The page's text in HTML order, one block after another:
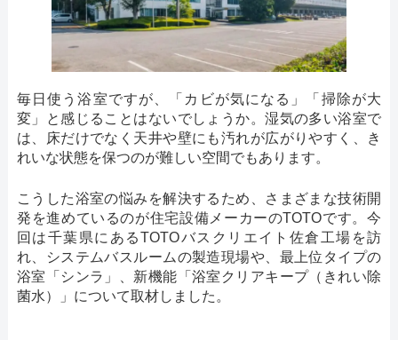
毎日使う浴室ですが、「カビが気になる」「掃除が大
変」と感じることはないでしょうか。湿気の多い浴室で
は、床だけでなく天井や壁にも汚れが広がりやすく、き
れいな状態を保つのが難しい空間でもあります。
こうした浴室の悩みを解決するため、さまざまな技術開
発を進めているのが住宅設備メーカーのTOTOです。今
回は千葉県にあるTOTOバスクリエイト佐倉工場を訪
れ、システムバスルームの製造現場や、最上位タイプの
浴室「シンラ」、新機能「浴室クリアキープ（きれい除
菌水）」について取材しました。